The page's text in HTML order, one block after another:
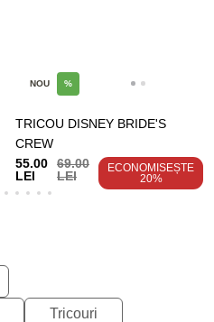
NOU %
TRICOU DISNEY BRIDE'S
CREW
55.00
LEI
69.00
LEI
ECONOMISEȘTE
20%
Tricouri